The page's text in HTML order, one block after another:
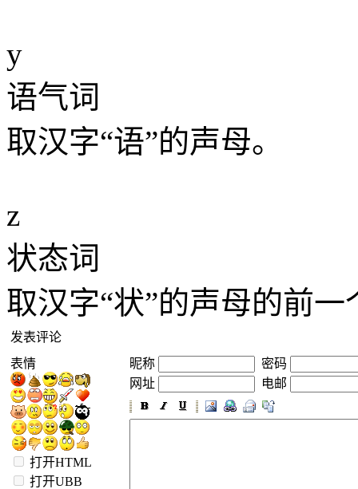
y
语气词
取汉字“语”的声母。
z
状态词
取汉字“状”的声母的前一
发表评论
表情
打开HTML
打开UBB
昵称
密码
网址
电邮